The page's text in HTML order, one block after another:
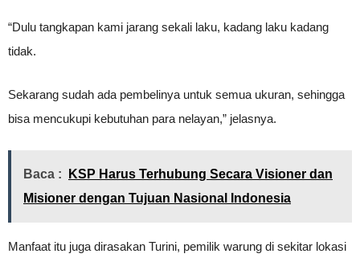
“Dulu tangkapan kami jarang sekali laku, kadang laku kadang
tidak.
Sekarang sudah ada pembelinya untuk semua ukuran, sehingga
bisa mencukupi kebutuhan para nelayan,” jelasnya.
Baca :
KSP Harus Terhubung Secara Visioner dan
Misioner dengan Tujuan Nasional Indonesia
Manfaat itu juga dirasakan Turini, pemilik warung di sekitar lokasi